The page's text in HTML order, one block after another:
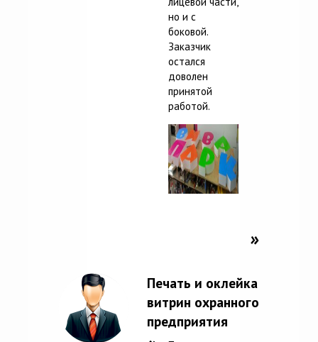
но и с
боковой.
Заказчик
остался
доволен
принятой
работой.
Печать и оклейка
витрин охранного
предприятия